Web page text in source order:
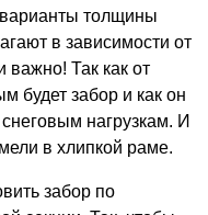
варианты толщины
в зависимости от
Так как от
будет забор и как он
нагрузкам. И
в хлипкой раме.
забор по